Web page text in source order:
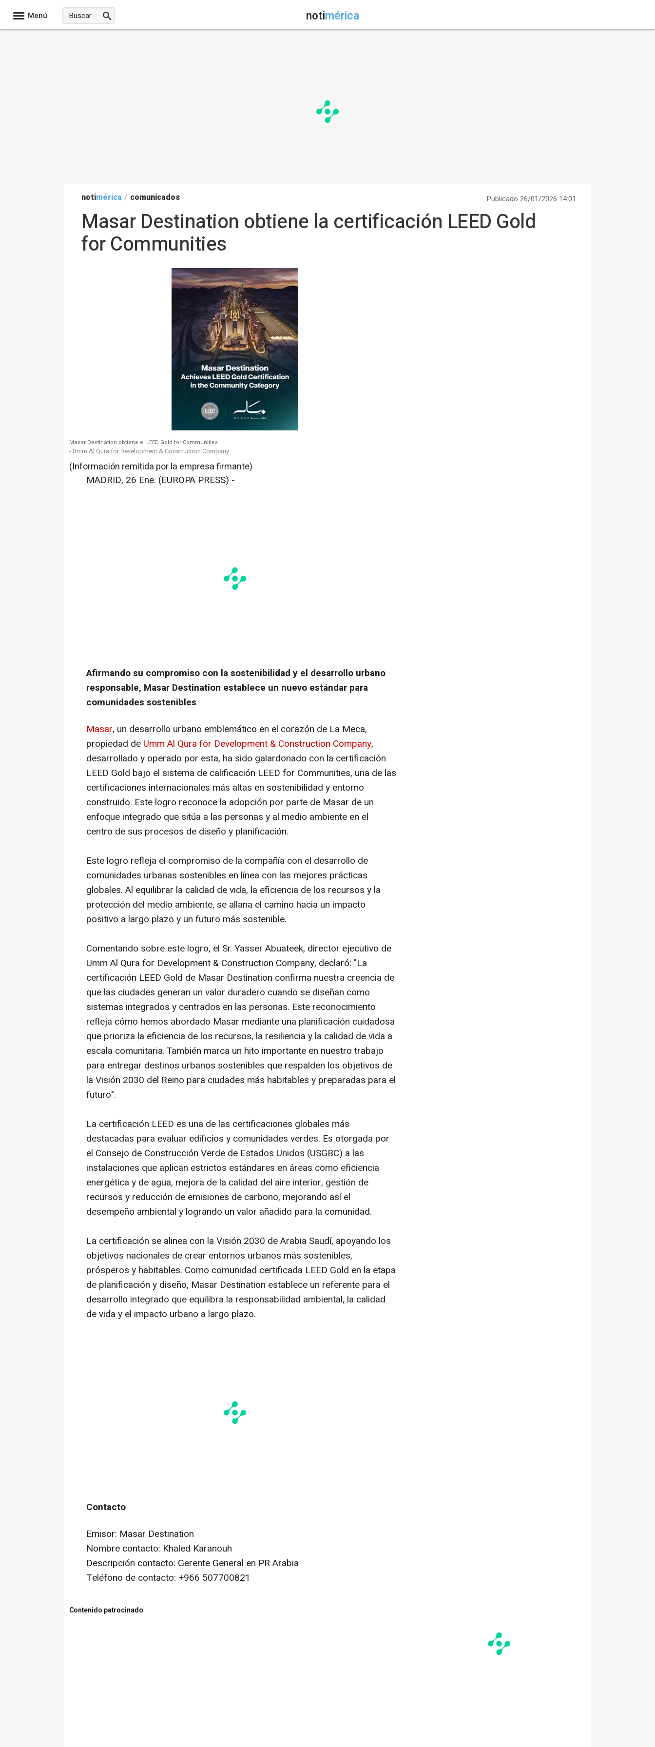
Menú notimérica
notimérica / comunicados Publicado 26/01/2026 14:01
Masar Destination obtiene la certificación LEED Gold
for Communities
Masar Destination obtiene el LEED Gold for Communities
- Umm Al Qura for Development & Construction Company
(Información remitida por la empresa firmante)
MADRID, 26 Ene. (EUROPA PRESS) -
Afirmando su compromiso con la sostenibilidad y el desarrollo urbano
responsable, Masar Destination establece un nuevo estándar para
comunidades sostenibles
Masar, un desarrollo urbano emblemático en el corazón de La Meca,
propiedad de Umm Al Qura for Development & Construction Company,
desarrollado y operado por esta, ha sido galardonado con la certificación
LEED Gold bajo el sistema de calificación LEED for Communities, una de las
certificaciones internacionales más altas en sostenibilidad y entorno
construido. Este logro reconoce la adopción por parte de Masar de un
enfoque integrado que sitúa a las personas y al medio ambiente en el
centro de sus procesos de diseño y planificación.
Este logro refleja el compromiso de la compañía con el desarrollo de
comunidades urbanas sostenibles en línea con las mejores prácticas
globales. Al equilibrar la calidad de vida, la eficiencia de los recursos y la
protección del medio ambiente, se allana el camino hacia un impacto
positivo a largo plazo y un futuro más sostenible.
Comentando sobre este logro, el Sr. Yasser Abuateek, director ejecutivo de
Umm Al Qura for Development & Construction Company, declaró: "La
certificación LEED Gold de Masar Destination confirma nuestra creencia de
que las ciudades generan un valor duradero cuando se diseñan como
sistemas integrados y centrados en las personas. Este reconocimiento
refleja cómo hemos abordado Masar mediante una planificación cuidadosa
que prioriza la eficiencia de los recursos, la resiliencia y la calidad de vida a
escala comunitaria. También marca un hito importante en nuestro trabajo
para entregar destinos urbanos sostenibles que respalden los objetivos de
la Visión 2030 del Reino para ciudades más habitables y preparadas para el
futuro".
La certificación LEED es una de las certificaciones globales más
destacadas para evaluar edificios y comunidades verdes. Es otorgada por
el Consejo de Construcción Verde de Estados Unidos (USGBC) a las
instalaciones que aplican estrictos estándares en áreas como eficiencia
energética y de agua, mejora de la calidad del aire interior, gestión de
recursos y reducción de emisiones de carbono, mejorando así el
desempeño ambiental y logrando un valor añadido para la comunidad.
La certificación se alinea con la Visión 2030 de Arabia Saudí, apoyando los
objetivos nacionales de crear entornos urbanos más sostenibles,
prósperos y habitables. Como comunidad certificada LEED Gold en la etapa
de planificación y diseño, Masar Destination establece un referente para el
desarrollo integrado que equilibra la responsabilidad ambiental, la calidad
de vida y el impacto urbano a largo plazo.
Contacto
Emisor: Masar Destination
Nombre contacto: Khaled Karanouh
Descripción contacto: Gerente General en PR Arabia
Teléfono de contacto: +966 507700821
Contenido patrocinado